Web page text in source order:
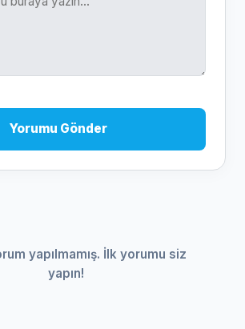
Yorumu Gönder
yapılmamış. İlk yorumu siz
yapın!